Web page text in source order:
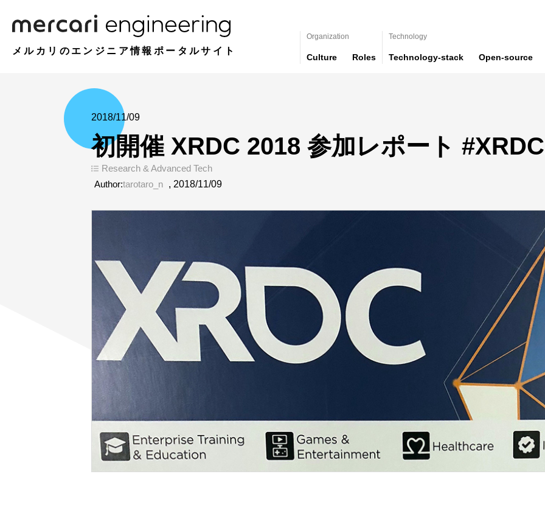
メルカリのエンジニア情報ポータルサイト
Organization
Culture Roles
Technology
Technology-stack Open-source
2018/11/09
初開催 XRDC 2018 参加レポート
Research & Advanced Tech
Author:tarotaro_n , 2018/11/09